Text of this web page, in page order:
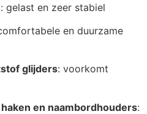
: gelast en zeer stabiel
en duurzame
glijders: voorkomt
en naambordhouders: